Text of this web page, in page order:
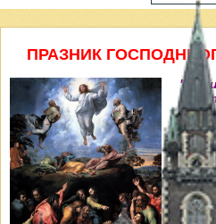
ПРАЗНИК
Свята
18.00